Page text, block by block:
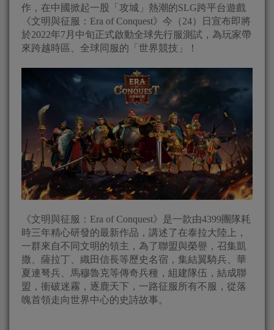
作，在中國掀起一股「攻城」熱潮的SLG跨平台遊戲
《文明與征服：Era of Conquest》今（24）日宣布即將
於2022年7月中旬正式啟動全球先行服測試，為玩家帶
來跨越時區、全球同服的「世界競技」！
《文明與征服：Era of Conquest》是一款由4399團隊耗
時三年精心研發的最新作品，講述了在泰拉大陸上，
一群來自不同文明的領主，為了聯盟與榮譽，召集凱
撒、薩拉丁、織田信長等歷史名宿，集結翼騎兵、華
夏連弩兵、馬穆魯克等傳奇兵種，組建隊伍，結成聯
盟，衝破迷霧，逐鹿天下，一路征服所有不服，從落
魄首領走向世界中心的史詩故事。